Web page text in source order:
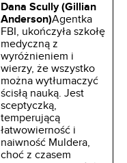
Dana Scully (Gillian
Anderson)Agentka
FBI, ukończyła szkołę
medyczną z
wyróżnieniem i
wierzy, że wszystko
można wytłumaczyć
ścisłą nauką. Jest
sceptyczką,
temperującą
łatwowierność i
naiwność Muldera,
choć z czasem